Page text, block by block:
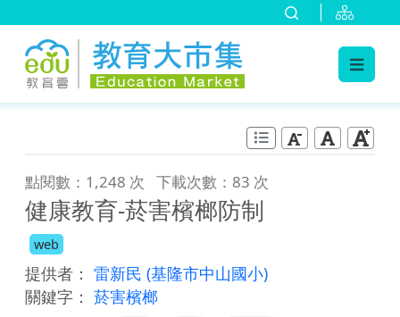
點閱數：1,248 次 下載次數：83 次
健康教育-菸害檳榔防制
web
提供者： 雷新民 (基隆市中山國小)
關鍵字： 菸害檳榔